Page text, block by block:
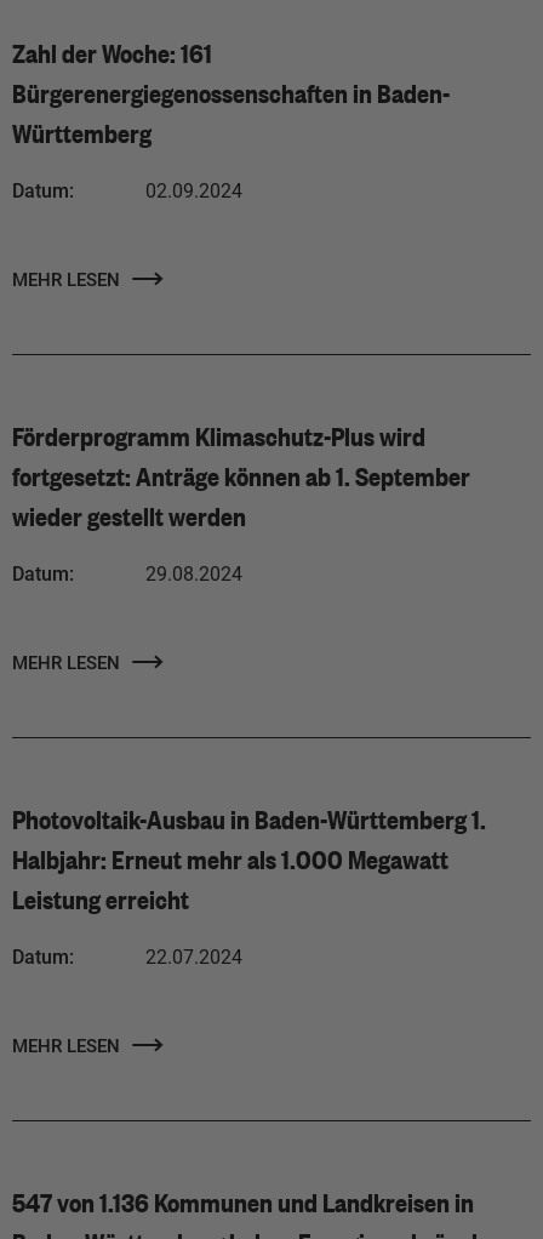
Zahl der Woche: 161
Bürgerenergiegenossenschaften in Baden-
Württemberg
Datum: 02.09.2024
MEHR LESEN
Förderprogramm Klimaschutz-Plus wird
fortgesetzt: Anträge können ab 1. September
wieder gestellt werden
Datum: 29.08.2024
MEHR LESEN
Photovoltaik-Ausbau in Baden-Württemberg 1.
Halbjahr: Erneut mehr als 1.000 Megawatt
Leistung erreicht
Datum: 22.07.2024
MEHR LESEN
547 von 1.136 Kommunen und Landkreisen in